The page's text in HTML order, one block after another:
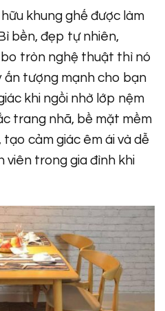
khung ghế được làm
bền, đẹp tự nhiên,
tròn nghệ thuật thì nó
ấn tượng mạnh cho bạn
khi ngồi nhờ lớp nệm
trang nhã, bề mặt mềm
cảm giác êm ái và dễ
viên trong gia đình khi